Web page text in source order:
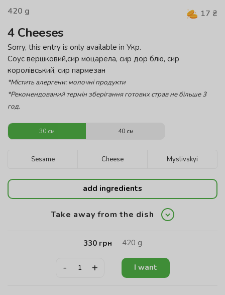
420 g 17 ₴
4 Cheeses
Sorry, this entry is only available in Укр.
Соус вершковий,сир моцарела, сир дор блю, сир
королівський, сир пармезан
*Містить алергени: молочні продукти
*Рекомендований термін зберігання готових страв не більше 3
год.
30 см 40 см
Sesame Cheese Myslivskyi
add ingredients
Take away from the dish
330грн 420 g
- + I want